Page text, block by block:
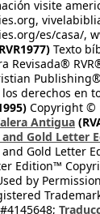
visite
es/casa/,
Texto
Revisada®
los derechos en
Copyright ©
Antigua
and Gold Letter
Gold Letter
Edition™
by